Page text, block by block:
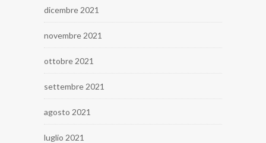
dicembre 2021
novembre 2021
ottobre 2021
settembre 2021
agosto 2021
luglio 2021